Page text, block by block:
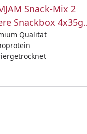
Snack-Mix 2
Snackbox 4x35g
Qualität